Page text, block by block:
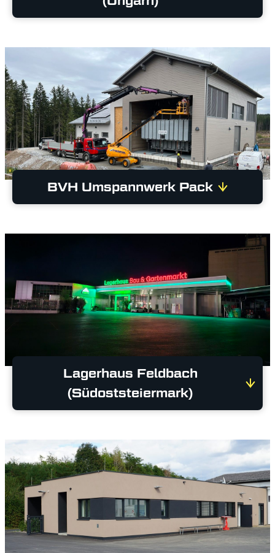
BVH Umspannwerk Pack
Lagerhaus Feldbach
(Südoststeiermark)